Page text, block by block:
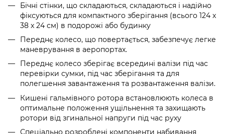
Бічні стінки, що складаються, складаються і надійно
фіксуються для компактного зберігання (всього 124 x
38 x 24 см) в подорожі або будинку
Переднє колесо, що повертається, забезпечує легке
маневрування в аеропортах.
Переднє колесо зберігає всередині валізи під час
перевірки сумки, під час зберігання та для
полегшення завантаження та розвантаження валізи.
Кишені гальмівного ротора встановлюють колеса в
оптимальне положення ущільнення та захищають
ротори від згинальної напруги під час руху
Спеціально розроблені компоненти набивання